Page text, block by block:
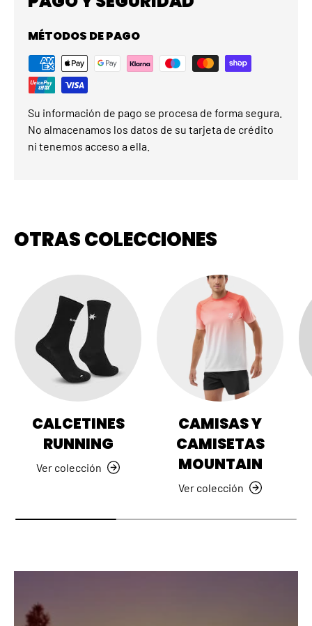
MÉTODOS DE PAGO
Su información de pago se procesa de forma segura.
No almacenamos los datos de su tarjeta de crédito
ni tenemos acceso a ella.
OTRAS COLECCIONES
CALCETINES
RUNNING
Ver colección
CAMISAS Y
CAMISETAS
MOUNTAIN
Ver colección